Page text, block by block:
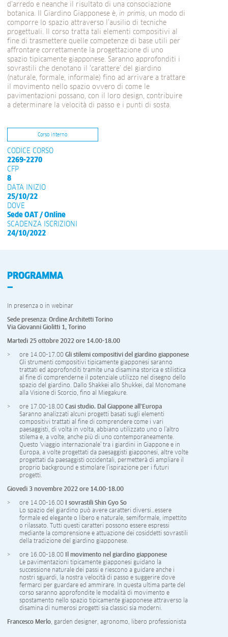
d’arredo e neanche il risultato di una consociazione
botanica. Il Giardino Giapponese è, in primis , un modo di
comporre lo spazio attraverso l’ausilio di tecniche
progettuali. Il corso tratta tali elementi compositivi al
fine di trasmettere quelle competenze di base utili per
affrontare correttamente la progettazione di uno
spazio tipicamente giapponese. Saranno approfonditi i
sovrastili che denotano il ‘carattere’ del giardino
(naturale, formale, informale) fino ad arrivare a trattare
il movimento nello spazio ovvero di come le
pavimentazioni possano, con il loro design, contribuire
a determinare la velocità di passo e i punti di sosta.
Corso interno
CODICE CORSO
2269-2270
CFP
8
DATA INIZIO
25/10/22
DOVE
Sede OAT / Online
SCADENZA ISCRIZIONI
24/10/2022
PROGRAMMA
In presenza o in webinar
Sede presenza: Ordine Architetti Torino
Via Giovanni Giolitti 1, Torino
Martedì 25 ottobre 2022 ore 14.00-18.00
ore 14.00-17.00 Gli stilemi compositivi del giardino giapponese
Gli strumenti compositivi tipicamente giapponesi saranno
trattati ed approfonditi tramite una disamina storica e stilistica
al fine di comprenderne il potenziale utilizzo nel disegno dello
spazio del giardino. Dallo Shakkei allo Shukkei, dal Monomane
alla Visione di Scorcio, fino al Miegakure.
ore 17.00-18.00 Casi studio. Dal Giappone all’Europa
Saranno analizzati alcuni progetti basati sugli elementi
compositivi trattati al fine di comprendere come i vari
paesaggisti, di volta in volta, abbiano utilizzato uno o l’altro
stilema e, a volte, anche più di uno contemporaneamente.
Questo ‘viaggio internazionale’ tra i giardini in Giappone e in
Europa, a volte progettati da paesaggisti giapponesi, altre volte
progettati da paesaggisti occidentali, permetterà di ampliare il
proprio background e stimolare l’ispirazione per i futuri
progetti.
Giovedì 3 novembre 2022 ore 14.00-18.00
ore 14.00-16.00
I sovrastili Shin Gyo So
Lo spazio del giardino può avere caratteri diversi…essere
formale ed elegante o libero e naturale, semiformale, impettito
o rilassato. Tutti questi caratteri possono essere espressi
mediante la comprensione e attuazione dei cosiddetti sovrastili
della tradizione del giardino giapponese.
ore 16.00-18.00
Il movimento nel giardino giapponese
Le pavimentazioni tipicamente giapponesi guidano la
successione naturale dei passi e riescono a guidare anche i
nostri sguardi, la nostra velocità di passo e suggerire dove
fermarci per guardare ed ammirare. In questa ultima parte del
corso saranno approfondite le modalità di movimento e
spostamento nello spazio tipicamente giapponese attraverso la
disamina di numerosi progetti sia classici sia moderni.
Francesco Merlo, garden designer, agronomo, libero professionista